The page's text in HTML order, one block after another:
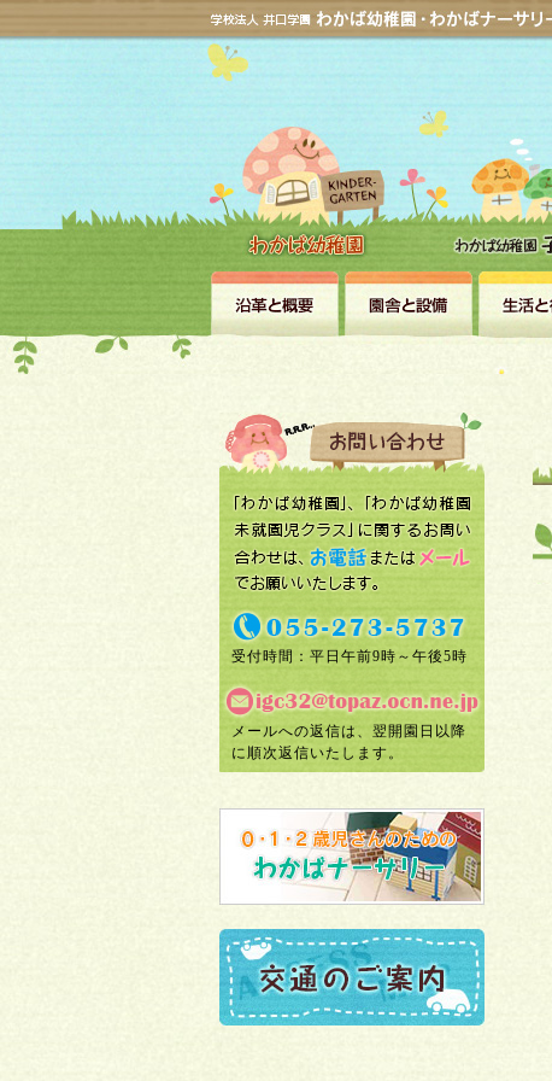
受付時間：平日午前9時～午後5時
メールへの返信は、翌開園日以降
に順次返信いたします。